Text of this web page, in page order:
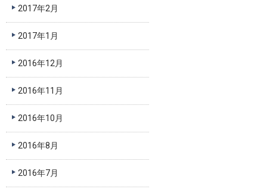
2017年2月
2017年1月
2016年12月
2016年11月
2016年10月
2016年8月
2016年7月